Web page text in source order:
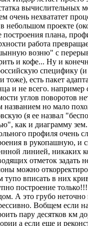
вычислительных
очень нехвататет
небольшом проекте
построения плана,
работа
возню" с
и кофе... Ну и
специфику (и
тоже), есть пакет
и не всего. например
углов поворотов
названием но мало
(я ее назвал
как и диаграмму
профиля очень
в рукопашную, и
линией, никаких
отметок задать
можно
тупо вписать в них
построение
А это грубо неточно
Вобщем если
пару десятков км
а если еще и